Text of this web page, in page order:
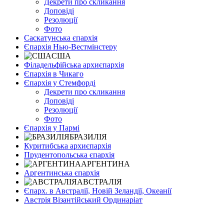
Доповіді
Резолюції
Фото
Саскатунська єпархія
Єпархія Нью-Вестмінстеру
США
Філадельфійська архиєпархія
Єпархія в Чикаго
Єпархія у Стемфорді
Декрети про скликання
Доповіді
Резолюції
Фото
Єпархія у Пармі
БРАЗИЛІЯ
Куритибська архиєпархія
Прудентопольська єпархія
АРГЕНТИНА
Аргентинська єпархія
АВСТРАЛІЯ
Єпарх. в Австралії, Новій Зеландії, Океанії
Австрія Візантійський Ординаріат